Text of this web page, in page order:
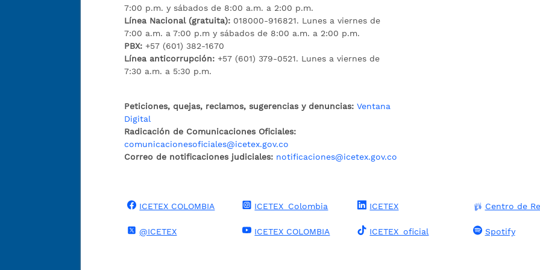
7:00 p.m. y sábados de 8:00 a.m. a 2:00 p.m.
Línea Nacional (gratuita): 018000-916821. Lunes a viernes de
7:00 a.m. a 7:00 p.m y sábados de 8:00 a.m. a 2:00 p.m.
PBX:+57 (601) 382-1670
Línea anticorrupción:+57 (601) 379-0521. Lunes a viernes de
7:30 a.m. a 5:30 p.m.
Peticiones, quejas, reclamos, sugerencias y denuncias: Ventana
Digital
Radicación de Comunicaciones Oficiales:
comunicacionesoficiales@icetex.gov.co
Correo de notificaciones judiciales: notificaciones@icetex.gov.co
ICETEX COLOMBIA
@ICETEX
ICETEX_Colombia
ICETEX COLOMBIA
ICETEX
ICETEX_oficial
Centro de
Spotify